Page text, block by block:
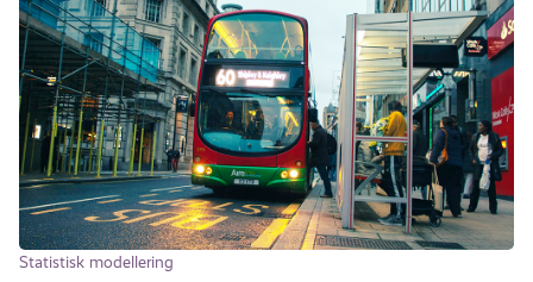
Statistisk modellering